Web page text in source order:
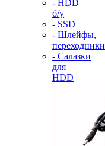
- HDD
б/у
- SSD
- Шлейфы,
переходники
- Салазки
для
HDD